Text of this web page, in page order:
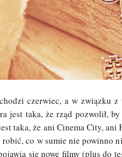
czerwiec, a w związku
jest taka, że rząd pozwolił,
taka, że ani Cinema City,
robić, co w sumie nie powinno
się nowe filmy (plus do